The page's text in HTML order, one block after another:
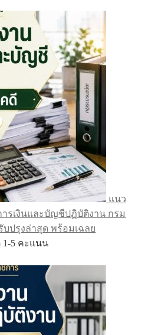
แนว
รเงินและบัญชีปฏิบัติงาน กรม
บปรุงล่าสุด พร้อมเฉลย
1-5 คะแนน